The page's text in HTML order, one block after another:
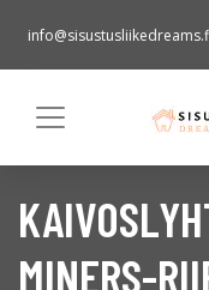
MINERS-